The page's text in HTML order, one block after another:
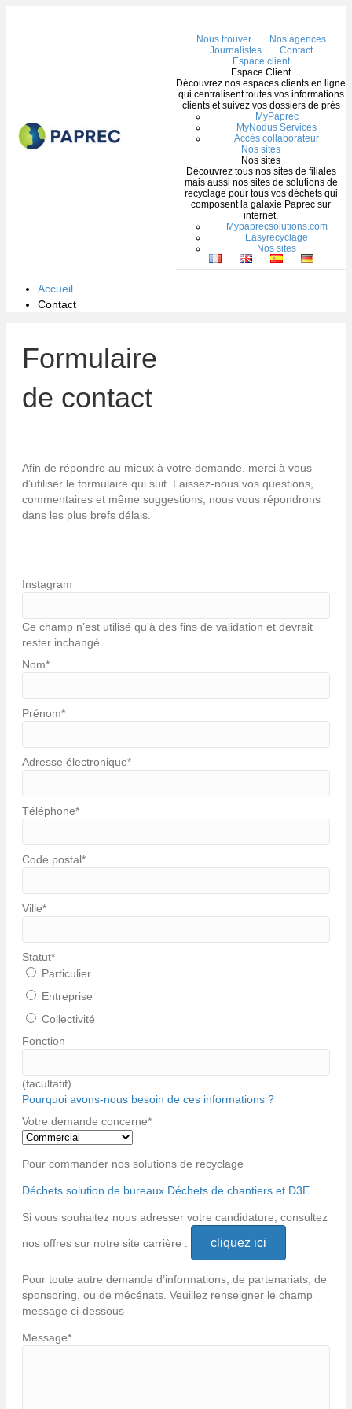
Nous trouver
Nos agences
Journalistes
Contact
Espace client
Espace Client
Découvrez nos espaces clients en ligne
qui centralisent toutes vos informations
clients et suivez vos dossiers de près
MyPaprec
MyNodus Services
Accès collaborateur
Nos sites
Nos sites
Découvrez tous nos sites de filiales
mais aussi nos sites de solutions de
recyclage pour tous vos déchets qui
composent la galaxie Paprec sur
internet.
Mypaprecsolutions.com
Easyrecyclage
Nos sites
Accueil
Contact
Formulaire
de contact
Afin de répondre au mieux à votre demande, merci à vous
d’utiliser le formulaire qui suit. Laissez-nous vos questions,
commentaires et même suggestions, nous vous répondrons
dans les plus brefs délais.
Instagram
Ce champ n’est utilisé qu’à des fins de validation et devrait
rester inchangé.
Nom*
Prénom*
Adresse électronique*
Téléphone*
Code postal*
Ville*
Statut*
Particulier
Entreprise
Collectivité
Fonction
(facultatif)
Pourquoi avons-nous besoin de ces informations ?
Votre demande concerne*
Pour commander nos solutions de recyclage
Déchets solution de bureaux Déchets de chantiers et D3E
Si vous souhaitez nous adresser votre candidature, consultez
nos offres sur notre site carrière : cliquez ici
Pour toute autre demande d’informations, de partenariats, de
sponsoring, ou de mécénats. Veuillez renseigner le champ
message ci-dessous
Message*